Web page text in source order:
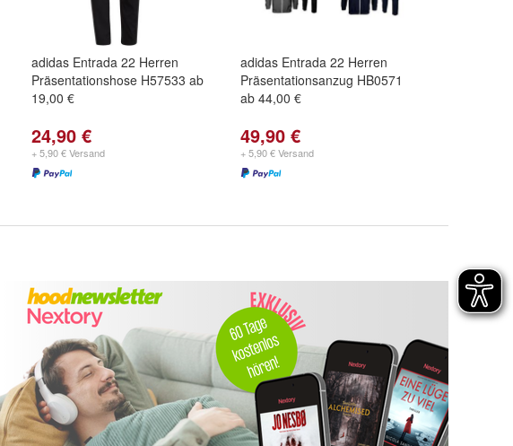
adidas Entrada 22 Herren
Präsentationshose H57533 ab
19,00 €
24,90 €
+ 5,90 € Versand
adidas Entrada 22 Herren
Präsentationsanzug HB0571
ab 44,00 €
49,90 €
+ 5,90 € Versand